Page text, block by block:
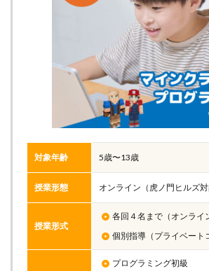
対象年齢 5歳〜13歳
授業形態 オンライン（虎ノ門ヒルズ対
授業形式
各回４名まで（オンライ
個別指導（プライベート
プログラミング初級